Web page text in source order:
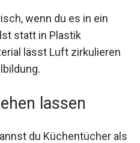
wenn du es in ein
statt in Plastik
lässt Luft zirkulieren
lassen
du Küchentücher als